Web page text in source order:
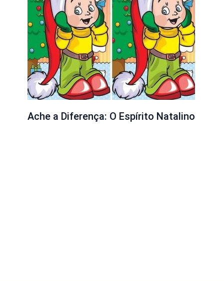
Ache a Diferença: O Espírito Natalino